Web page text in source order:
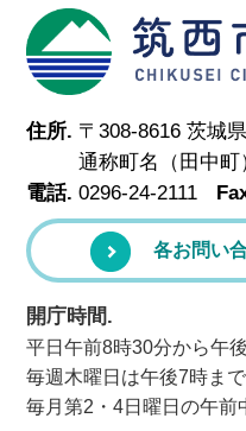
住所. 〒308-8616 茨城
通称町名（田中町
電話. 0296-24-2111
各お問い
開庁時間.
平日午前8時30分から午
毎週木曜日は午後7時ま
毎月第2・4日曜日の午前